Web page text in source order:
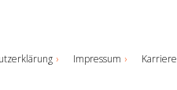
Impressum
Karriere